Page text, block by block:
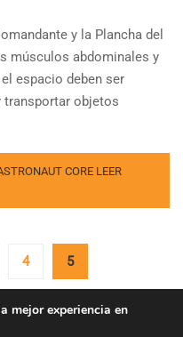
y la Plancha del
músculos abdominales y
espacio deben ser
transportar objetos
CORE LEER
4 5
mejor experiencia en